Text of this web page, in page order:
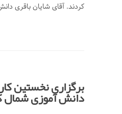
کردند. آقای شایان باقری
برگزاری نخستین
دانش آموزی